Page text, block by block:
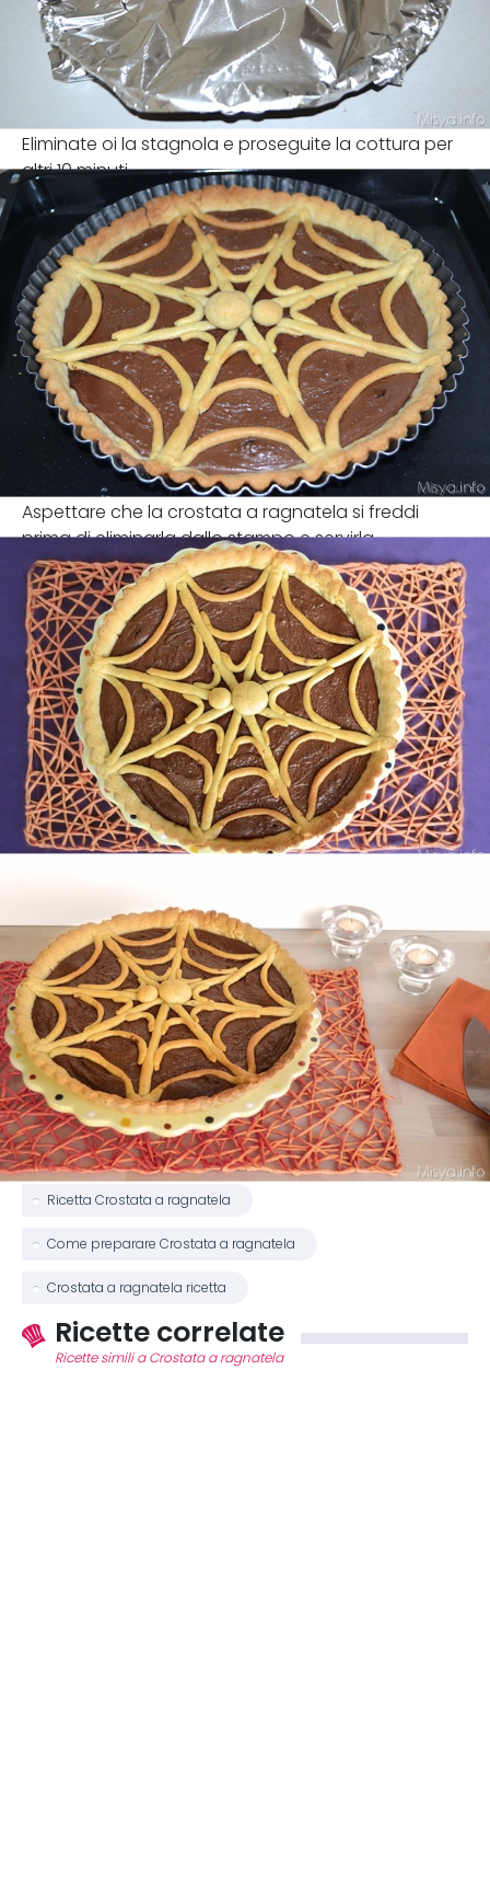
Eliminate oi la stagnola e proseguite la cottura per
altri 10 minuti
Aspettare che la crostata a ragnatela si freddi
prima di eliminarla dallo stampo e servirla.
Ricetta Crostata a ragnatela
Come preparare Crostata a ragnatela
Crostata a ragnatela ricetta
Ricette correlate
Ricette simili a Crostata a ragnatela